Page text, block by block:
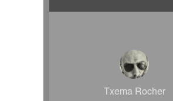
Txema Rocher